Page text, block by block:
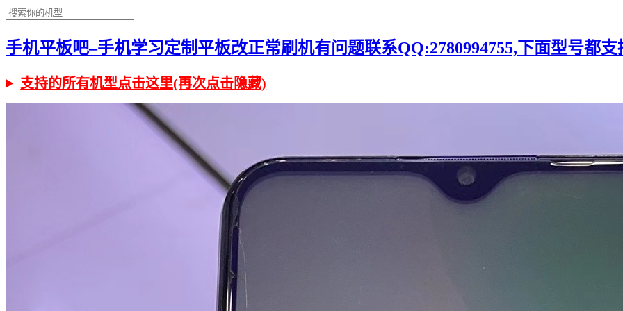
手机平板吧–手机学习定制平板改正常刷机有问题联系QQ:2780994755,下面型号都支
支持的所有机型点击这里(再次点击隐藏)